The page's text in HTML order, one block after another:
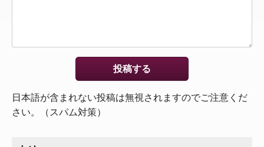
日本語が含まれない投稿は無視されますのでご注意くだ
さい。（スパム対策）